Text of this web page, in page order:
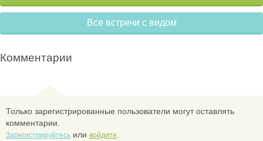
Все встречи с видом
Комментарии
Только зарегистрированные пользователи могут оставлять
комментарии.
Зарегистрируйтесь или войдите